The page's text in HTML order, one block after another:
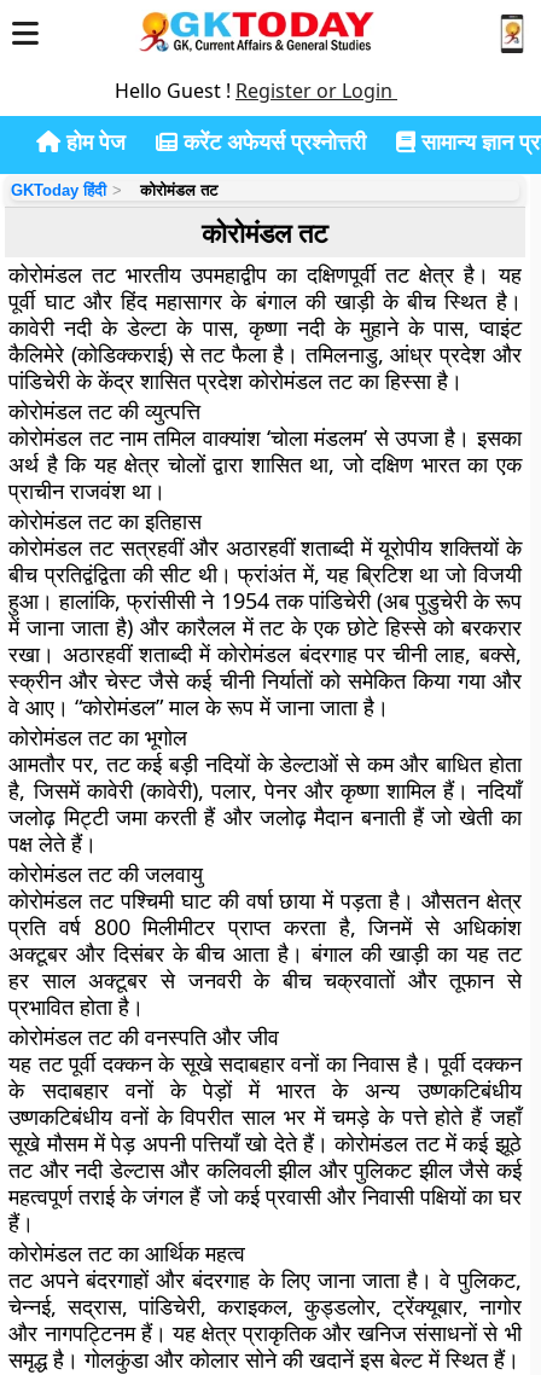
Hello Guest ! Register or Login
होम पेज करेंट अफेयर्स प्रश्नोत्तरी सामान्य ज्ञान
GKToday हिंदी कोरोमंडल तट
कोरोमंडल तट
कोरोमंडल तट भारतीय उपमहाद्वीप का दक्षिणपूर्वी तट क्षेत्र है। यह
पूर्वी घाट और हिंद महासागर के बंगाल की खाड़ी के बीच स्थित है।
कावेरी नदी के डेल्टा के पास, कृष्णा नदी के मुहाने के पास, प्वाइंट
कैलिमेरे (कोडिक्कराई) से तट फैला है। तमिलनाडु, आंध्र प्रदेश और
पांडिचेरी के केंद्र शासित प्रदेश कोरोमंडल तट का हिस्सा है।
कोरोमंडल तट की व्युत्पत्ति
कोरोमंडल तट नाम तमिल वाक्यांश ‘चोला मंडलम’ से उपजा है। इसका
अर्थ है कि यह क्षेत्र चोलों द्वारा शासित था, जो दक्षिण भारत का एक
प्राचीन राजवंश था।
कोरोमंडल तट का इतिहास
कोरोमंडल तट सत्रहवीं और अठारहवीं शताब्दी में यूरोपीय शक्तियों के
बीच प्रतिद्वंद्विता की सीट थी। फ्रांअंत में, यह ब्रिटिश था जो विजयी
हुआ। हालांकि, फ्रांसीसी ने 1954 तक पांडिचेरी (अब पुडुचेरी के रूप
में जाना जाता है) और कारैलल में तट के एक छोटे हिस्से को बरकरार
रखा। अठारहवीं शताब्दी में कोरोमंडल बंदरगाह पर चीनी लाह, बक्से,
स्क्रीन और चेस्ट जैसे कई चीनी निर्यातों को समेकित किया गया और
वे आए। “कोरोमंडल” माल के रूप में जाना जाता है।
कोरोमंडल तट का भूगोल
आमतौर पर, तट कई बड़ी नदियों के डेल्टाओं से कम और बाधित होता
है, जिसमें कावेरी (कावेरी), पलार, पेनर और कृष्णा शामिल हैं। नदियाँ
जलोढ़ मिट्टी जमा करती हैं और जलोढ़ मैदान बनाती हैं जो खेती का
पक्ष लेते हैं।
कोरोमंडल तट की जलवायु
कोरोमंडल तट पश्चिमी घाट की वर्षा छाया में पड़ता है। औसतन क्षेत्र
प्रति वर्ष 800 मिलीमीटर प्राप्त करता है, जिनमें से अधिकांश
अक्टूबर और दिसंबर के बीच आता है। बंगाल की खाड़ी का यह तट
हर साल अक्टूबर से जनवरी के बीच चक्रवातों और तूफान से
प्रभावित होता है।
कोरोमंडल तट की वनस्पति और जीव
यह तट पूर्वी दक्कन के सूखे सदाबहार वनों का निवास है। पूर्वी दक्कन
के सदाबहार वनों के पेड़ों में भारत के अन्य उष्णकटिबंधीय
उष्णकटिबंधीय वनों के विपरीत साल भर में चमड़े के पत्ते होते हैं जहाँ
सूखे मौसम में पेड़ अपनी पत्तियाँ खो देते हैं। कोरोमंडल तट में कई झूठे
तट और नदी डेल्टास और कलिवली झील और पुलिकट झील जैसे कई
महत्वपूर्ण तराई के जंगल हैं जो कई प्रवासी और निवासी पक्षियों का घर
हैं।
कोरोमंडल तट का आर्थिक महत्व
तट अपने बंदरगाहों और बंदरगाह के लिए जाना जाता है। वे पुलिकट,
चेन्नई, सद्रास, पांडिचेरी, कराइकल, कुड्डलोर, ट्रेंक्यूबार, नागोर
और नागपट्टिनम हैं। यह क्षेत्र प्राकृतिक और खनिज संसाधनों से भी
समृद्ध है। गोलकुंडा और कोलार सोने की खदानें इस बेल्ट में स्थित हैं।